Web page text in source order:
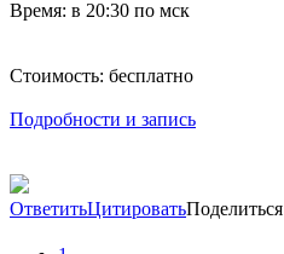
Время: в 20:30 по мск
Стоимость: беcплатно
Подробности и запись
ОтветитьЦитироватьПоделиться